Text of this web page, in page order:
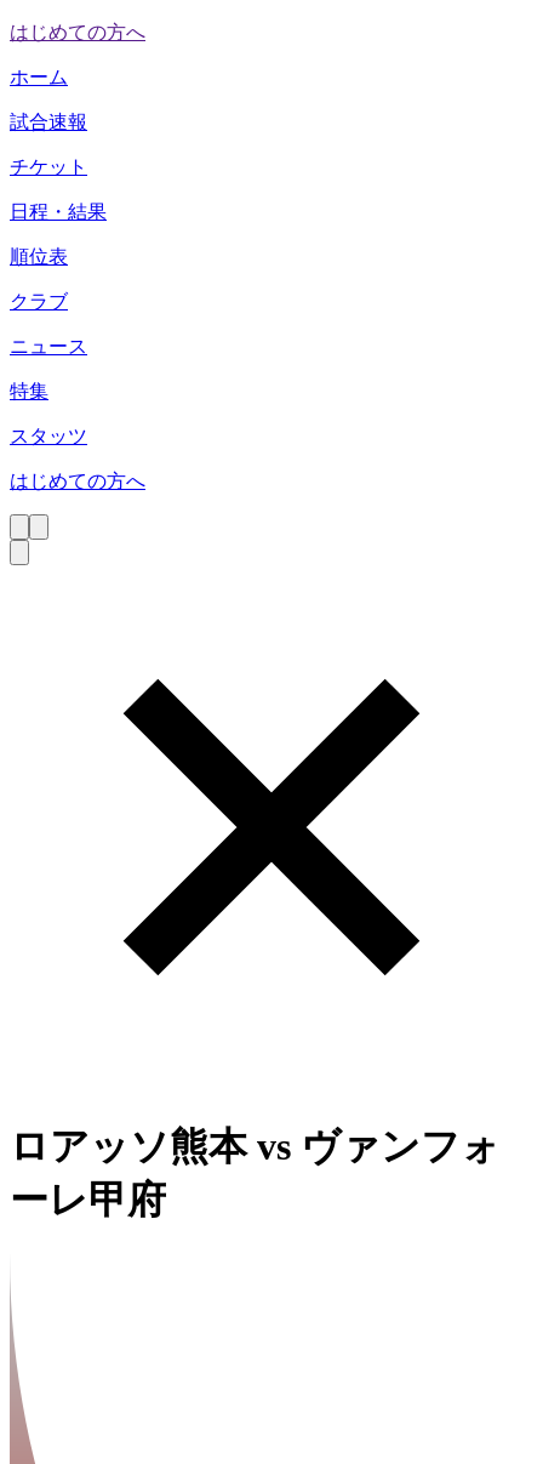
はじめての方へ
ホーム
試合速報
チケット
日程・結果
順位表
クラブ
ニュース
特集
スタッツ
はじめての方へ
ロアッソ熊本vs ヴァンフォ
ーレ甲府